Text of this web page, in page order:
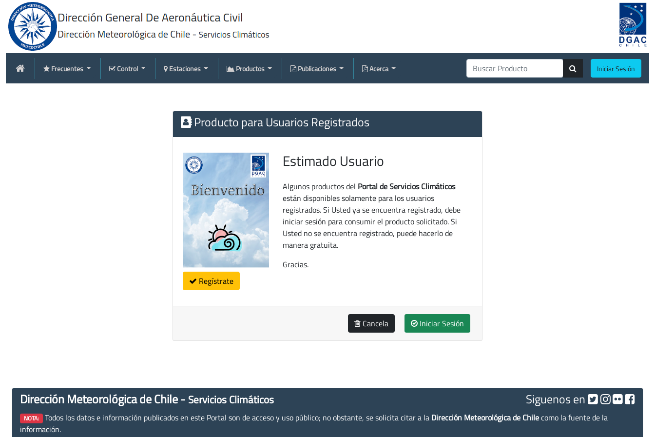
Frecuentes Control Estaciones Productos Publicaciones Acerca Iniciar Sesión
Producto para Usuarios Registrados
Regístrate
Estimado Usuario
Algunos productos del Portal de Servicios Climáticos
están disponibles solamente para los usuarios
registrados. Si Usted ya se encuentra registrado, debe
iniciar sesión para consumir el producto solicitado. Si
Usted no se encuentra registrado, puede hacerlo de
manera gratuita.
Gracias.
Cancela Iniciar Sesión
Dirección Meteorológica de Chile - Servicios Climáticos Siguenos en
NOTA: Todos los datos e información publicados en este Portal son de acceso y uso público; no obstante, se solicita citar a la Dirección Meteorológica de Chilecomo la fuente de la
información.